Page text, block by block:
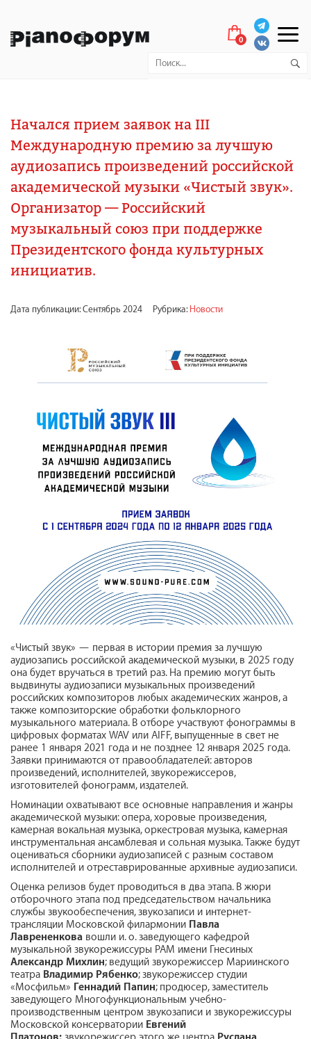
0
Начался прием заявок на III
Международную премию за лучшую
аудиозапись произведений российской
академической музыки «Чистый звук».
Организатор — Российский
музыкальный союз при поддержке
Президентского фонда культурных
инициатив.
Дата публикации: Сентябрь 2024 Рубрика: Новости
«Чистый звук» — первая в истории премия за лучшую
аудиозапись российской академической музыки, в 2025 году
она будет вручаться в третий раз. На премию могут быть
выдвинуты аудиозаписи музыкальных произведений
российских композиторов любых академических жанров, а
также композиторские обработки фольклорного
музыкального материала. В отборе участвуют фонограммы в
цифровых форматах WAV или AIFF, выпущенные в свет не
ранее 1 января 2021 года и не позднее 12 января 2025 года.
Заявки принимаются от правообладателей: авторов
произведений, исполнителей, звукорежиссеров,
изготовителей фонограмм, издателей.
Номинации охватывают все основные направления и жанры
академической музыки: опера, хоровые произведения,
камерная вокальная музыка, оркестровая музыка, камерная
инструментальная ансамблевая и сольная музыка. Также будут
оцениваться сборники аудиозаписей с разным составом
исполнителей и отреставрированные архивные аудиозаписи.
Оценка релизов будет проводиться в два этапа. В жюри
отборочного этапа под председательством начальника
cлужбы звукообеспечения, звукозаписи и интернет-
трансляции Московской филармонии Павла
Лаврененкова вошли и. о. заведующего кафедрой
музыкальной звукорежиссуры РАМ имени Гнесиных
Александр Михлин; ведущий звукорежиссер Мариинского
театра Владимир Рябенко; звукорежиссер студии
«Мосфильм» Геннадий Папин; продюсер, заместитель
заведующего Многофункциональным учебно-
производственным центром звукозаписи и звукорежиссуры
Московской консерватории Евгений